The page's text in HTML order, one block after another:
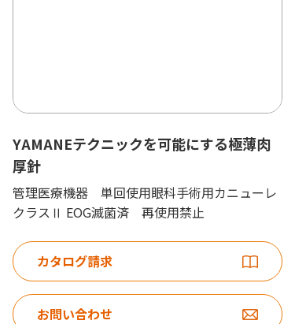
YAMANEテクニックを可能にする極薄肉
厚針
管理医療機器 単回使用眼科手術用カニューレ
クラスⅡ EOG滅菌済 再使用禁止
カタログ請求
お問い合わせ